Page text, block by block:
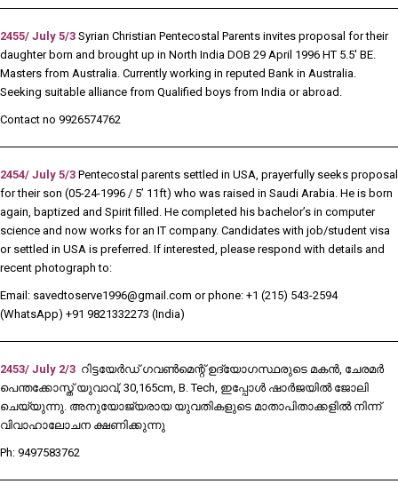
2455/ July 5/3 Syrian Christian Pentecostal Parents invites proposal for their
daughter born and brought up in North India DOB 29 April 1996 HT 5.5′ BE.
Masters from Australia. Currently working in reputed Bank in Australia.
Seeking suitable alliance from Qualified boys from India or abroad.
Contact no 9926574762
2454/ July 5/3 Pentecostal parents settled in USA, prayerfully seeks proposal
for their son (05-24-1996 / 5’ 11ft) who was raised in Saudi Arabia. He is born
again, baptized and Spirit filled. He completed his bachelor’s in computer
science and now works for an IT company. Candidates with job/student visa
or settled in USA is preferred. If interested, please respond with details and
recent photograph to:
Email: savedtoserve1996@gmail.com or phone: +1 (215) 543-2594
(WhatsApp) +91 9821332273 (India)
2453/ July 2/3 റിട്ടയേർഡ് ഗവൺമെന്റ് ഉദ്യോഗസ്ഥരുടെ മകൻ, ചേരമർ
പെന്തക്കോസ്ത് യുവാവ്, 30,165cm, B. Tech, ഇപ്പോൾ ഷാർജയിൽ ജോലി
ചെയ്യുന്നു. അനുയോജ്യരായ യുവതികളുടെ മാതാപിതാക്കളിൽ നിന്ന്
വിവാഹാലോചന ക്ഷണിക്കുന്നു
Ph: 9497583762